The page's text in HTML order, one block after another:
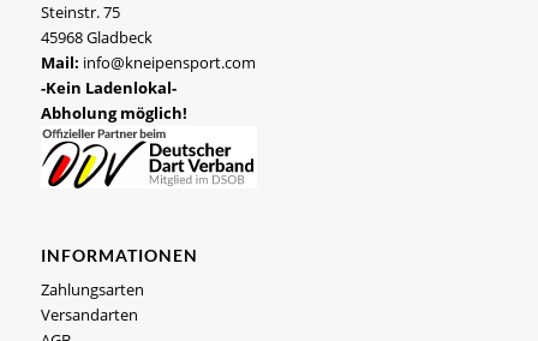
Steinstr. 75
45968 Gladbeck
Mail: info@kneipensport.com
-Kein Ladenlokal-
Abholung möglich!
INFORMATIONEN
Zahlungsarten
Versandarten